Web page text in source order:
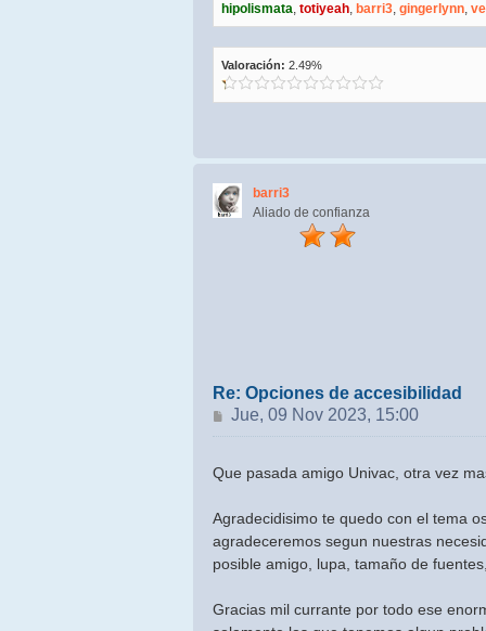
hipolismata, totiyeah, barri3, gingerlynn,
Valoración: 2.49%
barri3
Aliado de confianza
Re: Opciones de accesibilidad
Mensaje
Jue, 09 Nov 2023, 15:00
Que pasada amigo Univac, otra vez
Agradecidisimo te quedo con el tema
agradeceremos segun nuestras
posible amigo, lupa, tamaño de
Gracias mil currante por todo ese